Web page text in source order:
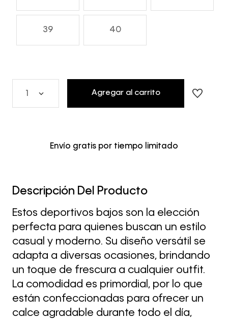
39 40
Agregar al carrito
Envío gratis por tiempo limitado
Descripción Del Producto
Estos deportivos bajos son la elección
perfecta para quienes buscan un estilo
casual y moderno. Su diseño versátil se
adapta a diversas ocasiones, brindando
un toque de frescura a cualquier outfit.
La comodidad es primordial, por lo que
están confeccionadas para ofrecer un
calce agradable durante todo el día,